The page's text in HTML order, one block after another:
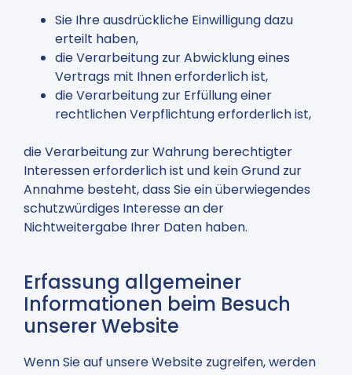
Sie Ihre ausdrückliche Einwilligung dazu
erteilt haben,
die Verarbeitung zur Abwicklung eines
Vertrags mit Ihnen erforderlich ist,
die Verarbeitung zur Erfüllung einer
rechtlichen Verpflichtung erforderlich ist,
die Verarbeitung zur Wahrung berechtigter
Interessen erforderlich ist und kein Grund zur
Annahme besteht, dass Sie ein überwiegendes
schutzwürdiges Interesse an der
Nichtweitergabe Ihrer Daten haben.
Erfassung allgemeiner
Informationen beim Besuch
unserer Website
Wenn Sie auf unsere Website zugreifen, werden